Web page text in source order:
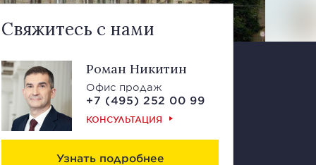
Свяжитесь с нами
Роман Никитин
Офис продаж
+7 (495) 252 00 99
КОНСУЛЬТАЦИЯ
Узнать подробнее